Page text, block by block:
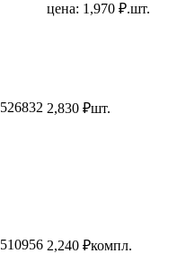
цена: 1,970 ₽.шт.
526832 2,830 ₽шт.
510956 2,240 ₽компл.